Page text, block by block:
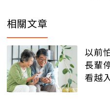
相關文章
以前
長輩
看越